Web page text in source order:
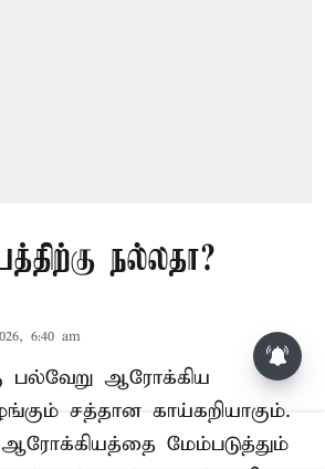
நல்லதா?
6:40 am
பல்வேறு ஆரோக்கிய
சத்தான காய்கறியாகும்.
மேம்படுத்தும்